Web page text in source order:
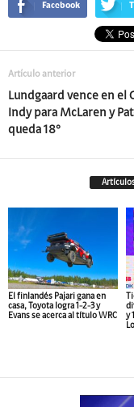
Facebook
Artículo anterior
Lundgaard vence en el
Indy para McLaren y
queda 18°
El finlandés Pajari gana en
casa, Toyota logra 1-2-3 y
Evans se acerca al título WRC
y